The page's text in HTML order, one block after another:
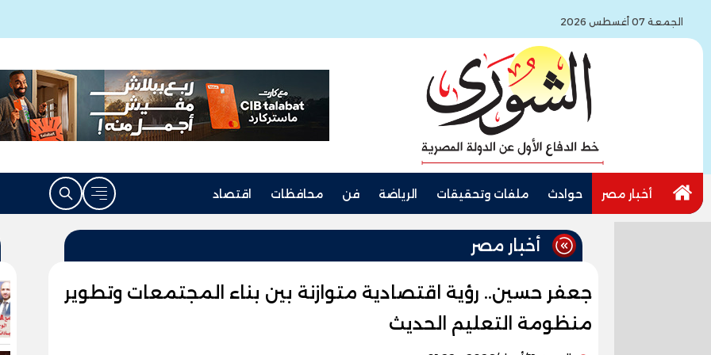
الجمعة 07 أغسطس 2026
أخبار مصر حوادث ملفات وتحقيقات الرياضة فن محافظات اقتصاد
أخبار مصر
جعفر حسين.. رؤية اقتصادية متوازنة بين بناء المجتمعات وتطوير
منظومة التعليم الحديث